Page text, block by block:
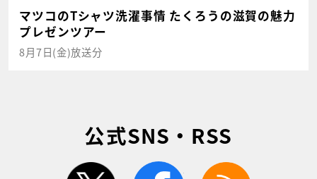
マツコのTシャツ洗濯事情 たくろうの滋賀の魅力
プレゼンツアー
8月7日(金)放送分
公式SNS・RSS
twitter facebook